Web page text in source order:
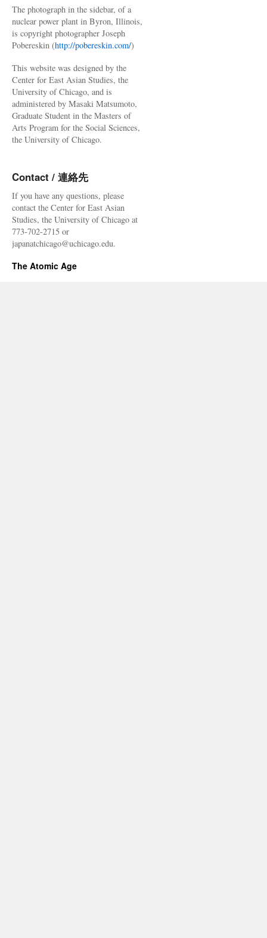
The photograph in the sidebar, of a
nuclear power plant in Byron, Illinois,
is copyright photographer Joseph
Pobereskin (http://pobereskin.com/)
This website was designed by the
Center for East Asian Studies, the
University of Chicago, and is
administered by Masaki Matsumoto,
Graduate Student in the Masters of
Arts Program for the Social Sciences,
the University of Chicago.
Contact / 連絡先
If you have any questions, please
contact the Center for East Asian
Studies, the University of Chicago at
773-702-2715 or
japanatchicago@uchicago.edu.
The Atomic Age